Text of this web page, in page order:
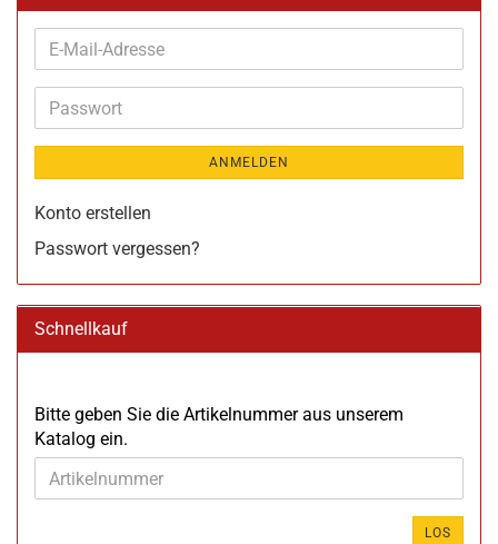
E-
Mail-
Adresse
Passwort
ANMELDEN
Konto erstellen
Passwort vergessen?
Schnellkauf
BITTE
GEBEN
SIE
DIE
Bitte geben Sie die Artikelnummer aus unserem
Katalog ein.
LOS